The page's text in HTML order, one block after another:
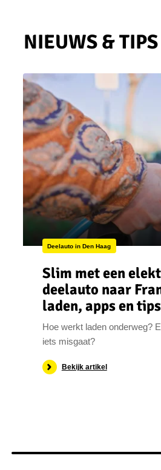
Deelauto in Den Haag
Slim met een
deelauto naar
laden, apps en tips
Hoe werkt laden onderweg?
iets misgaat?
Bekijk artikel
NIEUWS & TIPS